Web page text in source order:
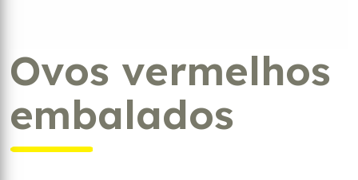
Ovos vermelhos
embalados